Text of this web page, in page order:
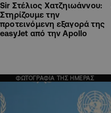
Sir Στέλιος Χατζηιωάννου:
Στηρίζουμε την
προτεινόμενη εξαγορά της
easyJet από την Apollo
ΦΩΤΟΓΡΑΦΙΑ ΤΗΣ ΗΜΕΡΑΣ